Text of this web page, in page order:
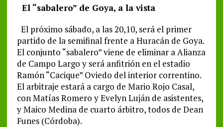
El “sabalero” de Goya, a la vista
El próximo sábado, a las 20,10, será el primer
partido de la semifinal frente a Huracán de Goya.
El conjunto “sabalero” viene de eliminar a Alianza
de Campo Largo y será anfitrión en el estadio
Ramón “Cacique” Oviedo del interior correntino.
El arbitraje estará a cargo de Mario Rojo Casal,
con Matías Romero y Evelyn Luján de asistentes,
y Maico Medina de cuarto árbitro, todos de Dean
Funes (Córdoba).